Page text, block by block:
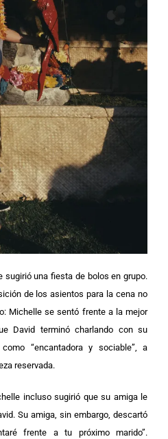
sugirió una fiesta de bolos en grupo.
de los asientos para la cena no
Michelle se sentó frente a la mejor
David terminó charlando con su
“encantadora y sociable”, a
reservada.
incluso sugirió que su amiga le
Su amiga, sin embargo, descartó
frente a tu próximo marido”.